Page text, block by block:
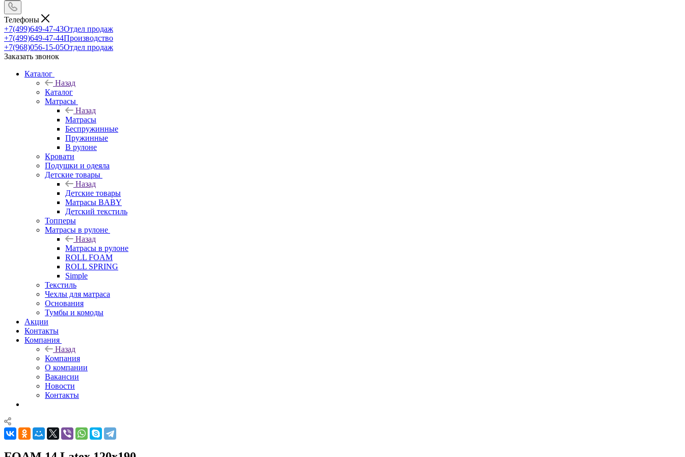
Телефоны
+7(499)649-47-43Отдел продаж
+7(499)649-47-44Производство
+7(968)056-15-05Отдел продаж
Заказать звонок
Каталог
Назад
Каталог
Матрасы
Назад
Матрасы
Беспружинные
Пружинные
В рулоне
Кровати
Подушки и одеяла
Детские товары
Назад
Детские товары
Матрасы BABY
Детский текстиль
Топперы
Матрасы в рулоне
Назад
Матрасы в рулоне
ROLL FOAM
ROLL SPRING
Simple
Текстиль
Чехлы для матраса
Основания
Тумбы и комоды
Акции
Контакты
Компания
Назад
Компания
О компании
Вакансии
Новости
Контакты